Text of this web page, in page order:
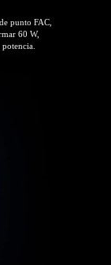
punto FAC,
60 W,